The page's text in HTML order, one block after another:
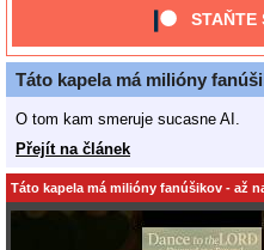
STAŇTE
Táto kapela má milióny
O tom kam smeruje sucasne AI.
Přejít na článek
Táto kapela má milióny fanúšikov - až